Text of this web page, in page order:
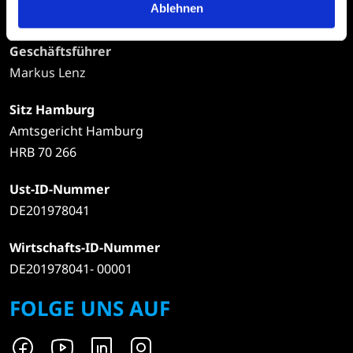
Ablehnen
Geschäftsführer
Markus Lenz
Sitz Hamburg
Amtsgericht Hamburg
HRB 70 266
Ust-ID-Nummer
DE201978041
Wirtschafts-ID-Nummer
DE201978041- 00001
FOLGE UNS AUF